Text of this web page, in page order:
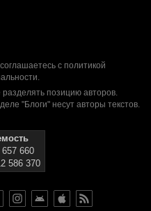
с политикой
.
позицию авторов.
"Блоги" несут авторы текстов.
657 660
586 370